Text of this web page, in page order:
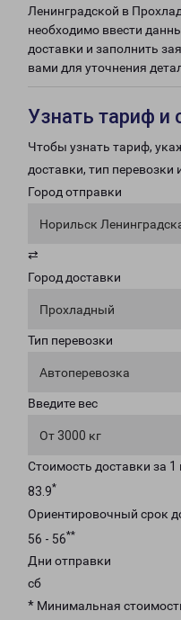
Ленинградской в
необходимо ввести
доставки и заполнить
вами для уточнения
Узнать тариф и
Чтобы узнать тариф,
доставки, тип перевозки
Город отправки
Норильск
⇄
Город доставки
Прохладный
Тип перевозки
Автоперевозка
Введите вес
От 3000 кг
Стоимость доставки за
83.9*
Ориентировочный срок
56 - 56**
Дни отправки
сб
* Минимальная